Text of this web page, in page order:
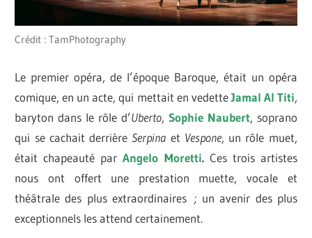
Crédit : TamPhotography
Le premier opéra, de l’époque Baroque, était un opéra
comique, en un acte, qui mettait en vedetteJamal Al Titi,
baryton dans le rôle d’Uberto, Sophie Naubert, soprano
qui se cachait derrièreSerpina et Vespone, un rôle muet,
était chapeauté parAngelo Moretti. Ces trois artistes
nous ont offert une prestation muette, vocale et
théâtrale des plus extraordinaires ; un avenir des plus
exceptionnels les attend certainement.